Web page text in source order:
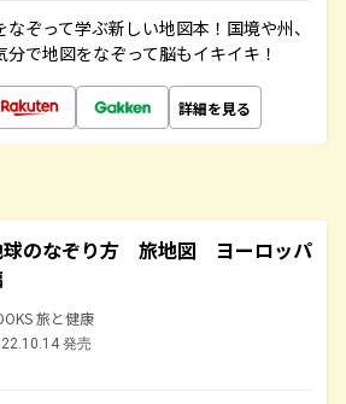
ぞって学ぶ新しい地図本！国境や州、
で地図をなぞって脳もイキイキ！
詳細を見る
球のなぞり方 旅地図 ヨーロッパ
旅と健康
発売